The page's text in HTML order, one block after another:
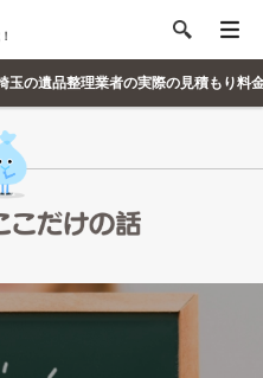
玉の遺品整理業者の実際の見積もり料